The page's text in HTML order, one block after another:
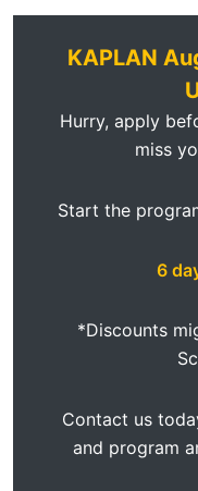
KAPLAN
Hurry, apply
miss
Start the
6
*Discounts
Contact us
and program